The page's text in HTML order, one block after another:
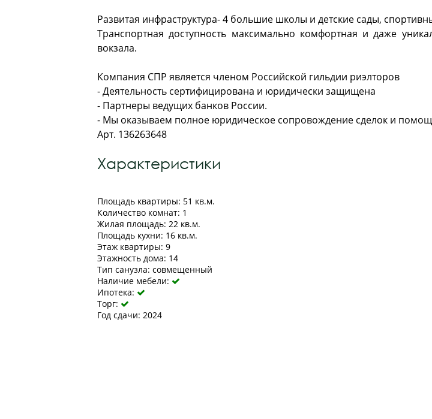
Развитая инфраструктура- 4 большие школы и детские сады,
Транспортная доступность максимально комфортная и даже
вокзала.
Компания СПР является членом Российской гильдии риэлторов
- Деятельность сертифицирована и юридически защищена
- Партнеры ведущих банков России.
- Мы оказываем полное юридическое сопровождение сделок и
Арт. 136263648
Характеристики
Площадь квартиры: 51 кв.м.
Количество комнат: 1
Жилая площадь: 22 кв.м.
Площадь кухни: 16 кв.м.
Этаж квартиры: 9
Этажность дома: 14
Тип санузла: совмещенный
Наличие мебели: 
Ипотека: 
Торг: 
Год сдачи: 2024